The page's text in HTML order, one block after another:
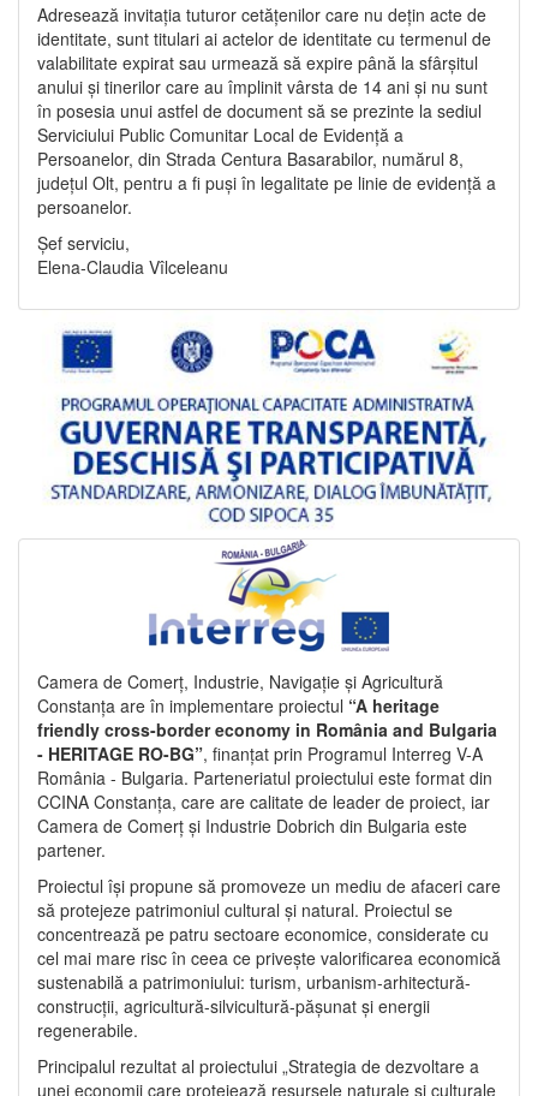
Adresează invitația tuturor cetățenilor care nu dețin acte de
identitate, sunt titulari ai actelor de identitate cu termenul de
valabilitate expirat sau urmează să expire până la sfârșitul
anului și tinerilor care au împlinit vârsta de 14 ani și nu sunt
în posesia unui astfel de document să se prezinte la sediul
Serviciului Public Comunitar Local de Evidență a
Persoanelor, din Strada Centura Basarabilor, numărul 8,
județul Olt, pentru a fi puși în legalitate pe linie de evidență a
persoanelor.
Șef serviciu,
Elena-Claudia Vîlceleanu
Camera de Comerț, Industrie, Navigație și Agricultură
Constanța are în implementare proiectul “A heritage
friendly cross-border economy in România and Bulgaria
- HERITAGE RO-BG”, finanțat prin Programul Interreg V-A
România - Bulgaria. Parteneriatul proiectului este format din
CCINA Constanța, care are calitate de leader de proiect, iar
Camera de Comerț și Industrie Dobrich din Bulgaria este
partener.
Proiectul își propune să promoveze un mediu de afaceri care
să protejeze patrimoniul cultural și natural. Proiectul se
concentrează pe patru sectoare economice, considerate cu
cel mai mare risc în ceea ce privește valorificarea economică
sustenabilă a patrimoniului: turism, urbanism-arhitectură-
construcții, agricultură-silvicultură-pășunat și energii
regenerabile.
Principalul rezultat al proiectului „Strategia de dezvoltare a
unei economii care protejează resursele naturale și culturale